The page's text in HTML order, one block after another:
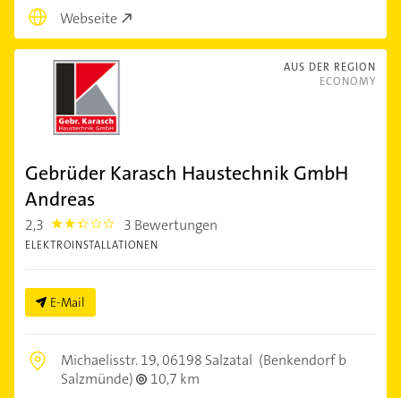
Webseite
AUS DER REGION
ECONOMY
Gebrüder Karasch Haustechnik GmbH
Andreas
2,3 2.3 3 Bewertungen
ELEKTROINSTALLATIONEN
E-Mail
Michaelisstr. 19,06198 Salzatal (Benkendorf b
Salzmünde)
10,7 km